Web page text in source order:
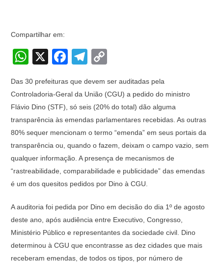
Compartilhar em:
W
at
s
A
p
p
X
F
c
e
b
o
o
k
T
e
gr
a
m
p
y
Li
n
k
Das 30 prefeituras que devem ser auditadas pela
Controladoria-Geral da União (CGU) a pedido do ministro
Flávio Dino (STF), só seis (20% do total) dão alguma
transparência às emendas parlamentares recebidas. As outras
80% sequer mencionam o termo “emenda” em seus portais da
transparência ou, quando o fazem, deixam o campo vazio, sem
qualquer informação. A presença de mecanismos de
“rastreabilidade, comparabilidade e publicidade” das emendas
é um dos quesitos pedidos por Dino à CGU.
A auditoria foi pedida por Dino em decisão do dia 1º de agosto
deste ano, após audiência entre Executivo, Congresso,
Ministério Público e representantes da sociedade civil. Dino
determinou à CGU que encontrasse as dez cidades que mais
receberam emendas, de todos os tipos, por número de